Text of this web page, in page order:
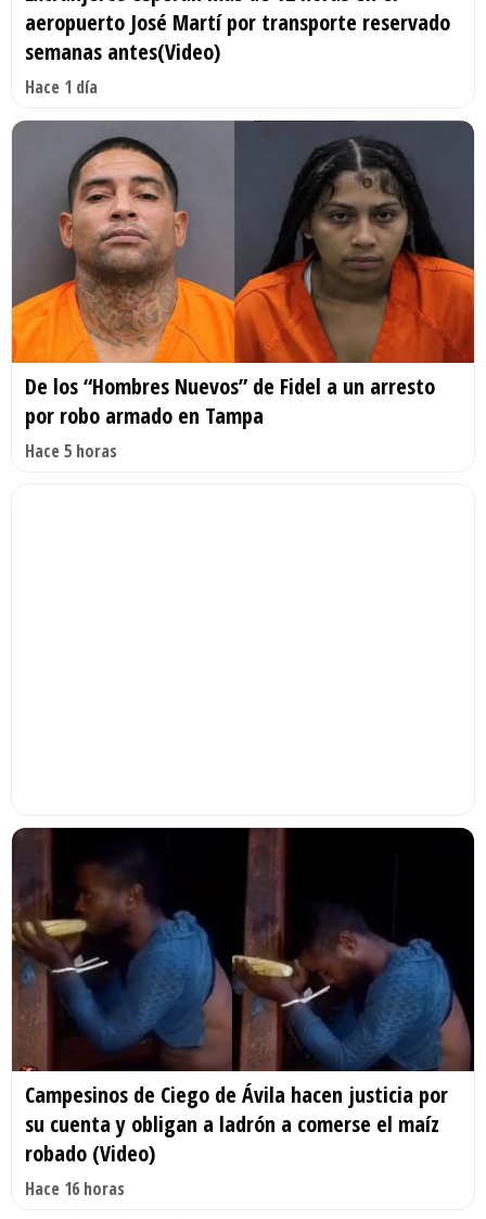
aeropuerto José Martí por transporte reservado
semanas antes(Video)
Hace 1 día
De los “Hombres Nuevos” de Fidel a un arresto
por robo armado en Tampa
Hace 5 horas
Campesinos de Ciego de Ávila hacen justicia por
su cuenta y obligan a ladrón a comerse el maíz
robado (Video)
Hace 16 horas